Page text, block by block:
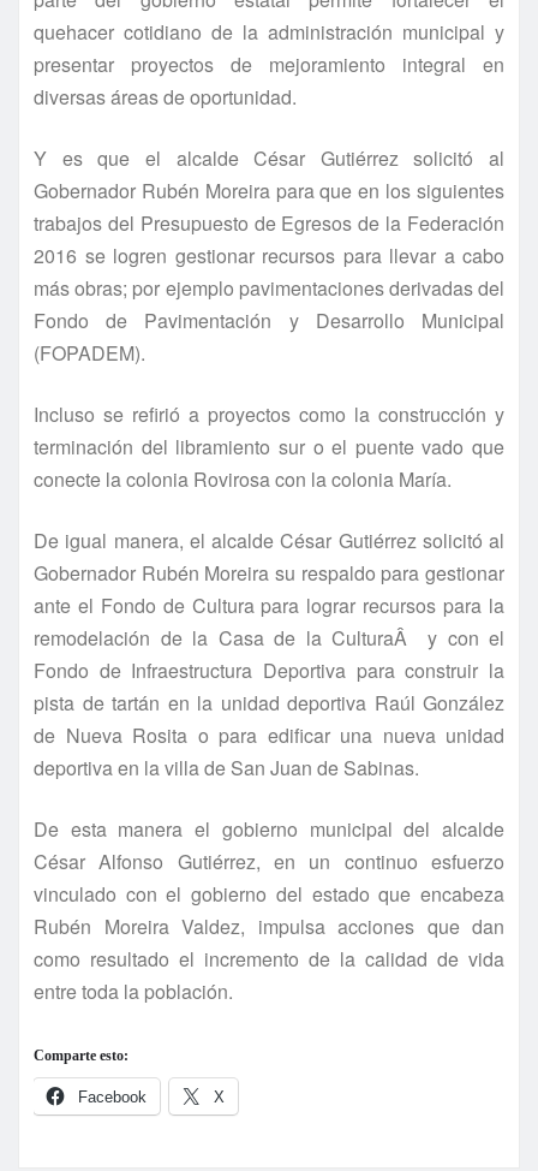
quehacer cotidiano de la administración municipal y
presentar proyectos de mejoramiento integral en
diversas áreas de oportunidad.
Y es que el alcalde César Gutiérrez solicitó al
Gobernador Rubén Moreira para que en los siguientes
trabajos del Presupuesto de Egresos de la Federación
2016 se logren gestionar recursos para llevar a cabo
más obras; por ejemplo pavimentaciones derivadas del
Fondo de Pavimentación y Desarrollo Municipal
(FOPADEM).
Incluso se refirió a proyectos como la construcción y
terminación del libramiento sur o el puente vado que
conecte la colonia Rovirosa con la colonia Marí­a.
De igual manera, el alcalde César Gutiérrez solicitó al
Gobernador Rubén Moreira su respaldo para gestionar
ante el Fondo de Cultura para lograr recursos para la
remodelación de la Casa de la CulturaÂ y con el
Fondo de Infraestructura Deportiva para construir la
pista de tartán en la unidad deportiva Raúl González
de Nueva Rosita o para edificar una nueva unidad
deportiva en la villa de San Juan de Sabinas.
De esta manera el gobierno municipal del alcalde
César Alfonso Gutiérrez, en un continuo esfuerzo
vinculado con el gobierno del estado que encabeza
Rubén Moreira Valdez, impulsa acciones que dan
como resultado el incremento de la calidad de vida
entre toda la población.
Comparte esto:
Facebook X